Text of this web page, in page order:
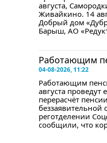
августа,
Живайкино. 14
Добрый дом
Барыш, АО
Работающим
04-08-2026, 11:22
Работающим
августа проведут
перерасчёт
беззаявительной
реготделении
сообщили, что